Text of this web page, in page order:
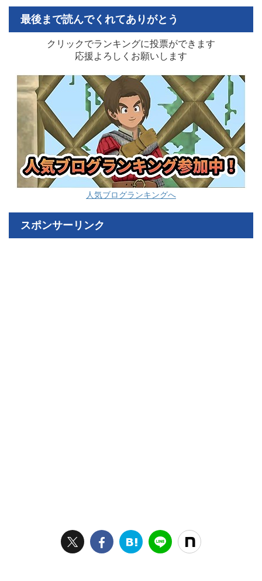
最後まで読んでくれてありがとう
クリックでランキングに投票ができます
応援よろしくお願いします
人気ブログランキングへ
スポンサーリンク